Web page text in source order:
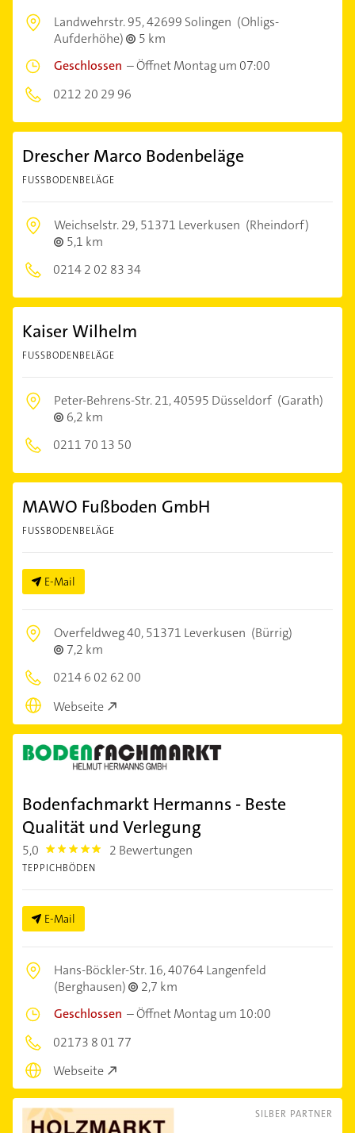
Landwehrstr. 95,42699 Solingen (Ohligs-
Aufderhöhe)
5 km
Geschlossen –Öffnet Montag um 07:00
0212 20 29 96
Drescher Marco Bodenbeläge
FUSSBODENBELÄGE
Weichselstr. 29,51371 Leverkusen (Rheindorf)
5,1 km
0214 2 02 83 34
Kaiser Wilhelm
FUSSBODENBELÄGE
Peter-Behrens-Str. 21,40595 Düsseldorf (Garath)
6,2 km
0211 70 13 50
MAWO Fußboden GmbH
FUSSBODENBELÄGE
E-Mail
Overfeldweg 40,51371 Leverkusen (Bürrig)
7,2 km
0214 6 02 62 00
Webseite
Bodenfachmarkt Hermanns - Beste
Qualität und Verlegung
5,0 5.0 2 Bewertungen
TEPPICHBÖDEN
E-Mail
Hans-Böckler-Str. 16,40764 Langenfeld
(Berghausen)
2,7 km
Geschlossen –Öffnet Montag um 10:00
02173 8 01 77
Webseite
SILBER PARTNER